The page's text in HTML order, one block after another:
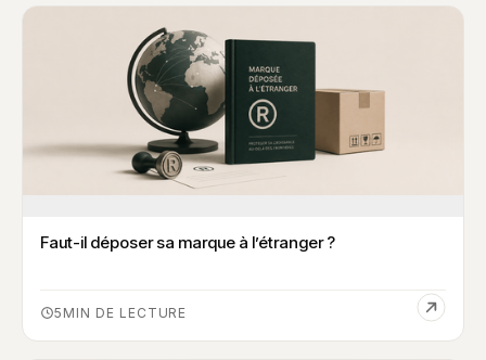
Faut-il déposer sa marque à l’étranger ?
5